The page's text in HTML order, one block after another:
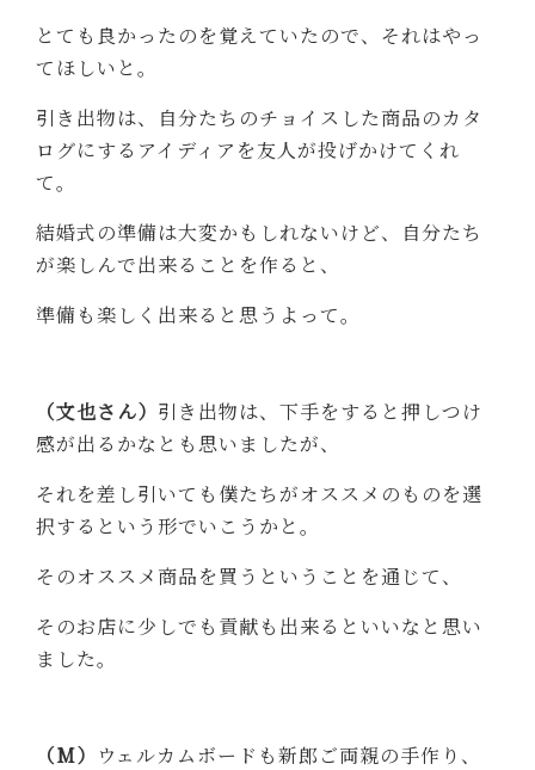
とても良かったのを覚えていたので、それはやっ
てほしいと。
引き出物は、自分たちのチョイスした商品のカタ
ログにするアイディアを友人が投げかけてくれ
て。
結婚式の準備は大変かもしれないけど、自分たち
が楽しんで出来ることを作ると、
準備も楽しく出来ると思うよって。
（文也さん） 引き出物は、下手をすると押しつけ
感が出るかなとも思いましたが、
それを差し引いても僕たちがオススメのものを選
択するという形でいこうかと。
そのオススメ商品を買うということを通じて、
そのお店に少しでも貢献も出来るといいなと思い
ました。
（M） ウェルカムボードも新郎ご両親の手作り、